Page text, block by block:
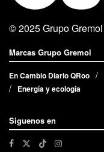
© 2025Grupo Gremol
Marcas Grupo Gremol
En Cambio Diario QRoo
Energía y ecología
Siguenos en